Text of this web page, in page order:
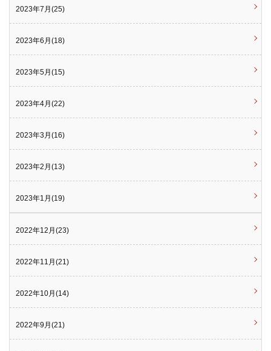
2023年7月(25)
2023年6月(18)
2023年5月(15)
2023年4月(22)
2023年3月(16)
2023年2月(13)
2023年1月(19)
2022年12月(23)
2022年11月(21)
2022年10月(14)
2022年9月(21)